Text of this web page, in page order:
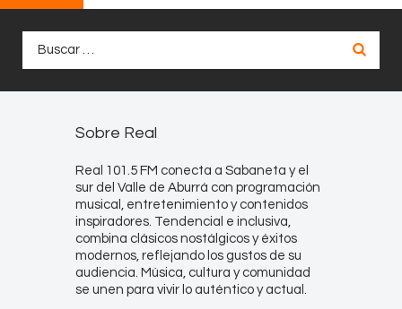
Sobre Real
Real 101.5 FM conecta a Sabaneta y el
sur del Valle de Aburrá con programación
musical, entretenimiento y contenidos
inspiradores. Tendencial e inclusiva,
combina clásicos nostálgicos y éxitos
modernos, reflejando los gustos de su
audiencia. Música, cultura y comunidad
se unen para vivir lo auténtico y actual.